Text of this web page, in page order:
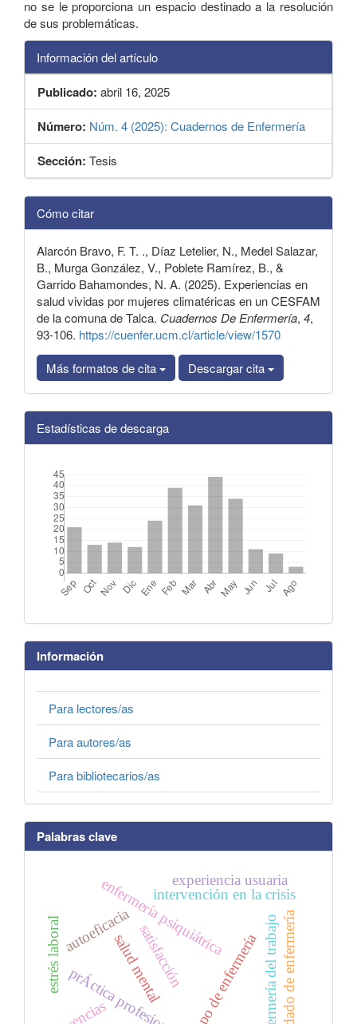
no se le proporciona un espacio destinado a la resolución
de sus problemáticas.
Información del artículo
Publicado: abril 16, 2025
Número: Núm. 4 (2025): Cuadernos de Enfermería
Sección: Tesis
Detalles
del
artículo
Cómo citar
Alarcón Bravo, F. T. ., Díaz Letelier, N., Medel Salazar,
B., Murga González, V., Poblete Ramírez, B., &
Garrido Bahamondes, N. A. (2025). Experiencias en
salud vividas por mujeres climatéricas en un CESFAM
de la comuna de Talca. Cuadernos De Enfermería, 4,
93-106. https://cuenfer.ucm.cl/article/view/1570
Más formatos de cita
Descargar cita
Estadísticas de descarga
Información
Para lectores/as
Para autores/as
Para bibliotecarios/as
Palabras clave
enfermería psiquiátrica
salud mental
intervención en la crisis
grupo de enfermería
autoeficacia
prÁctica profesional
estrés laboral enfermería del trabajo
experiencia usuaria
cuidado de enfermería
satisfacción